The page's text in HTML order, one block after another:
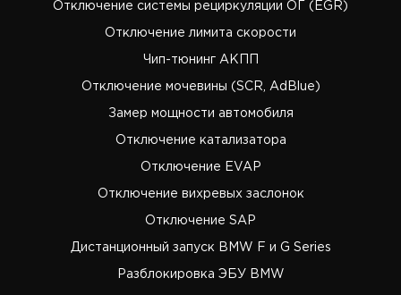
Отключение системы рециркуляции ОГ (EGR)
Отключение лимита скорости
Чип-тюнинг АКПП
Отключение мочевины (SCR, AdBlue)
Замер мощности автомобиля
Отключение катализатора
Отключение EVAP
Отключение вихревых заслонок
Отключение SAP
Дистанционный запуск BMW F и G Series
Разблокировка ЭБУ BMW